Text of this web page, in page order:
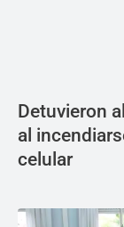
Detuvieron
al
celular